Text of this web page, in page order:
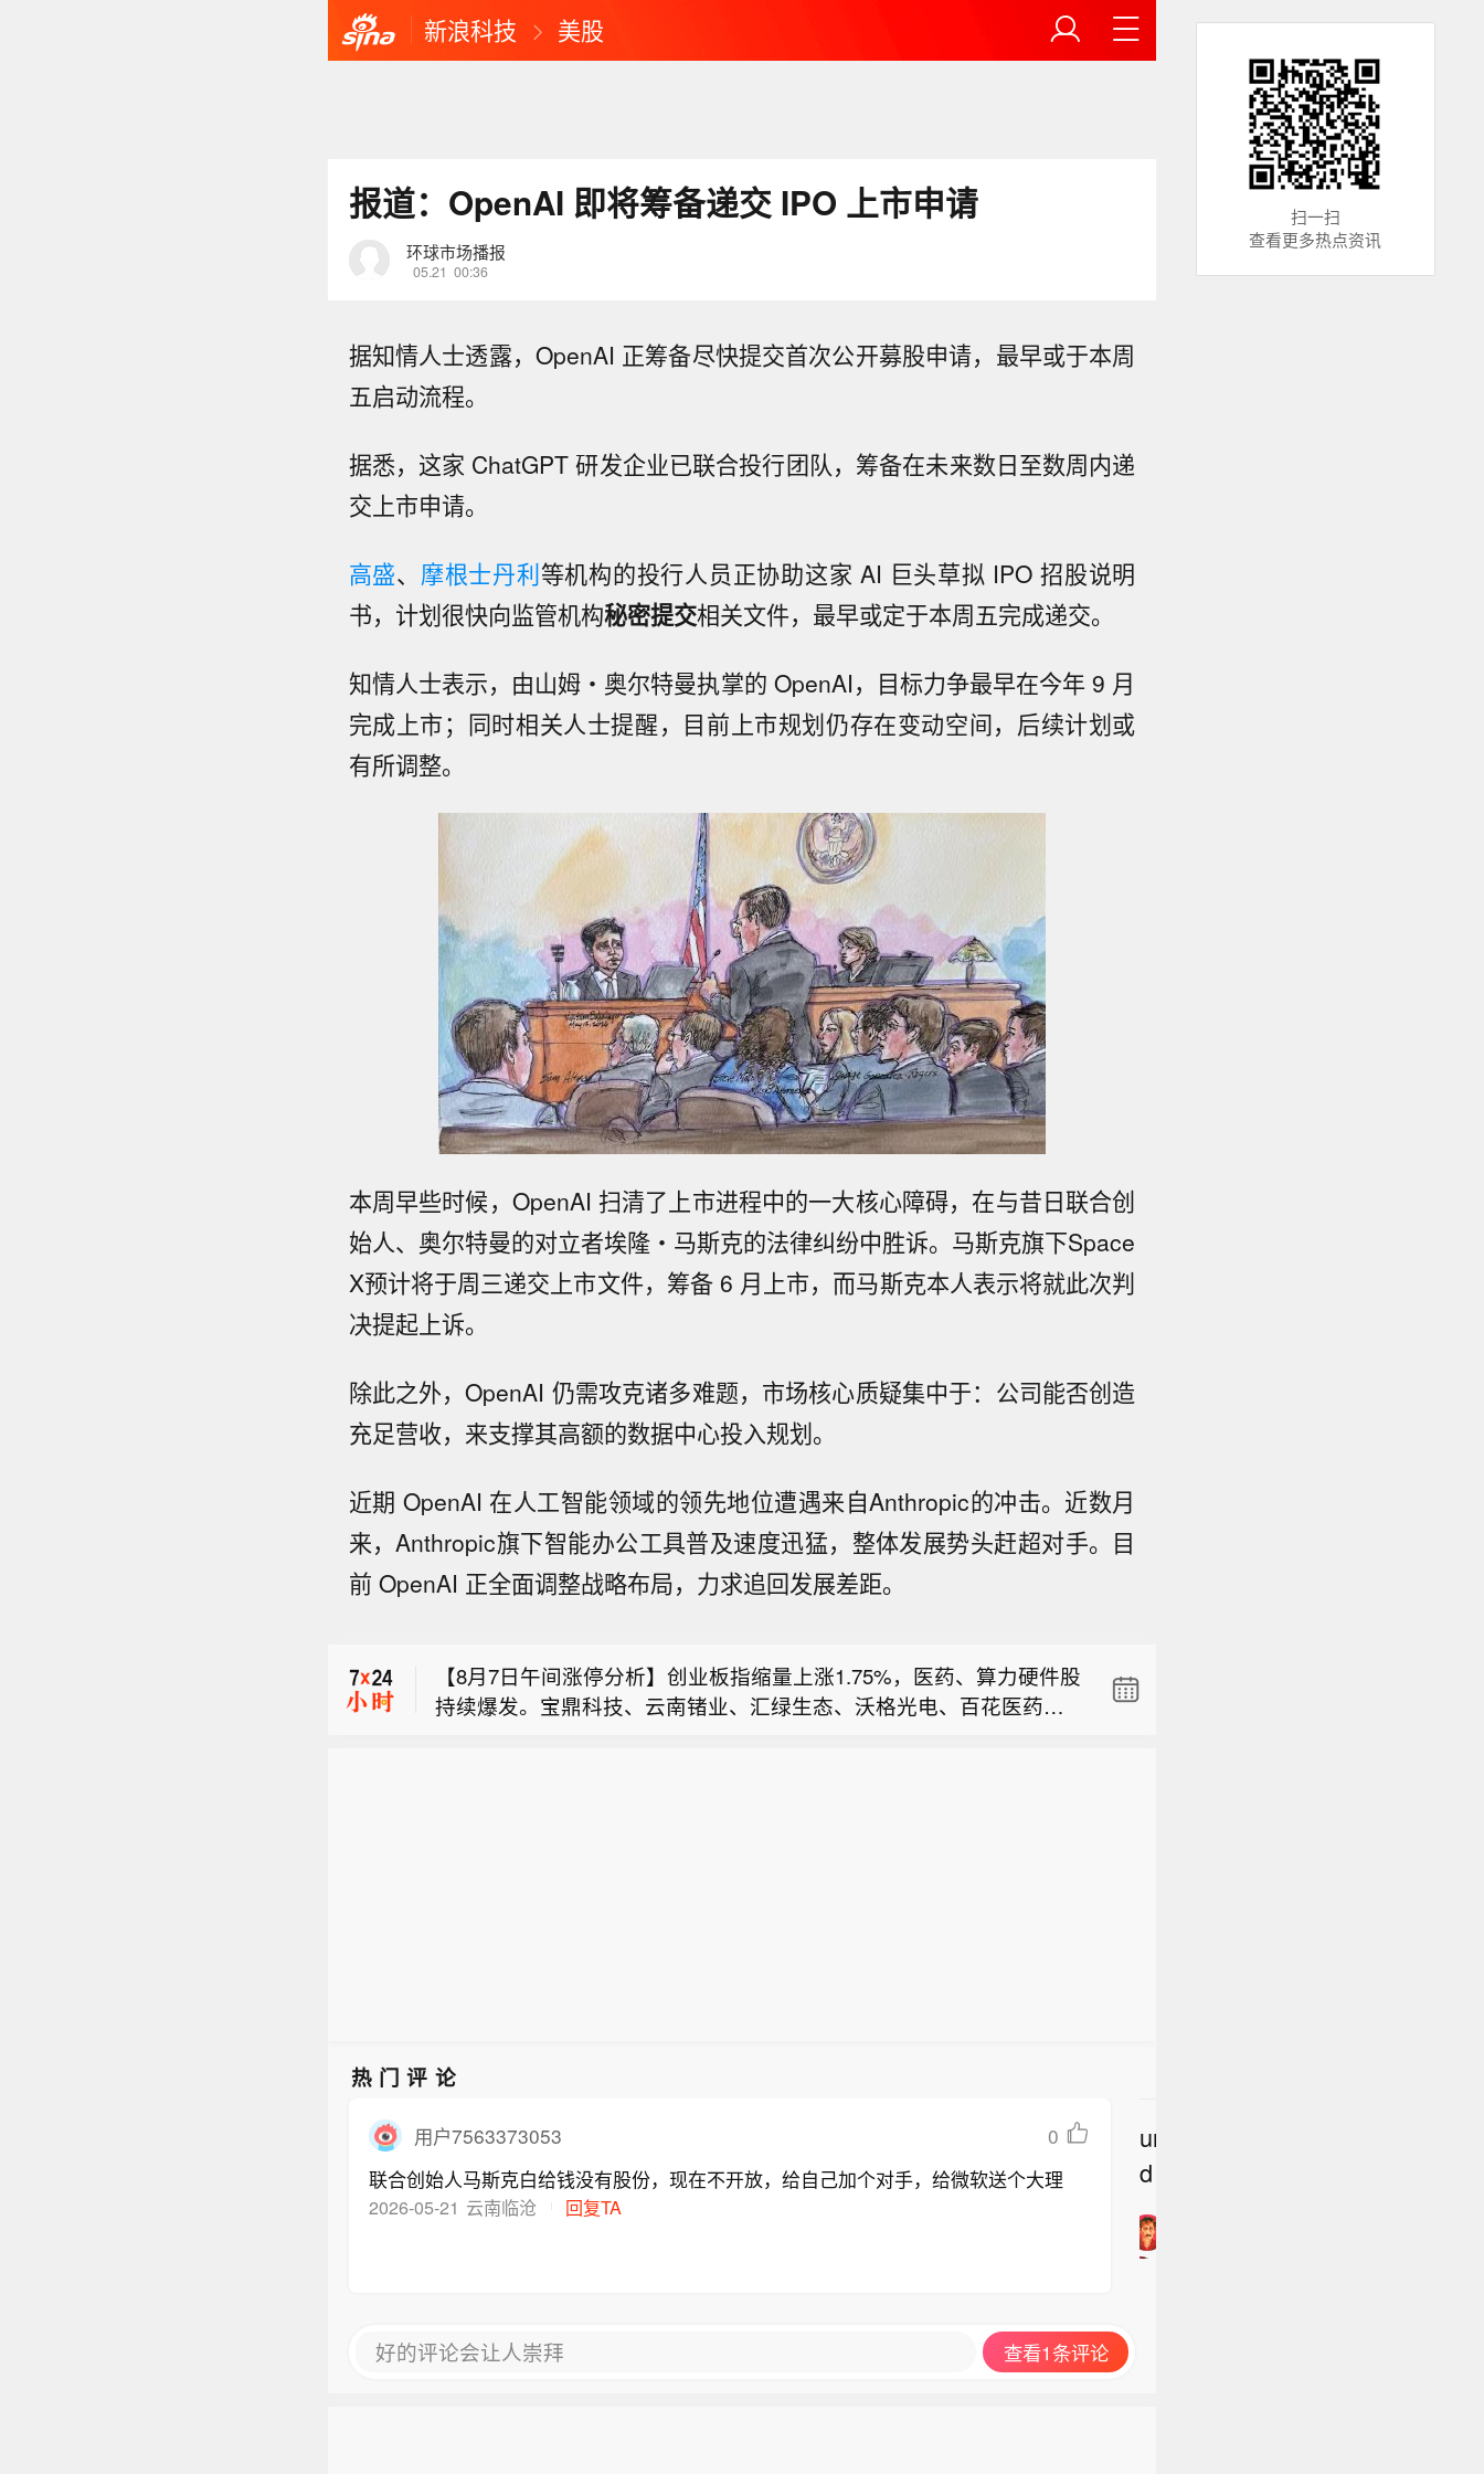
新浪科技 美股
报道：OpenAI 即将筹备递交 IPO 上市申请
环球市场播报
05.21 00:36
据知情人士透露，OpenAI 正筹备尽快提交首次公开募股申请，最早或于本周
五启动流程。
据悉，这家 ChatGPT 研发企业已联合投行团队，筹备在未来数日至数周内递
交上市申请。
高盛、 摩根士丹利等机构的投行人员正协助这家 AI 巨头草拟 IPO 招股说明
书，计划很快向监管机构秘密提交相关文件，最早或定于本周五完成递交。
知情人士表示，由山姆・奥尔特曼执掌的 OpenAI，目标力争最早在今年 9 月
完成上市；同时相关人士提醒，目前上市规划仍存在变动空间，后续计划或
有所调整。
本周早些时候，OpenAI 扫清了上市进程中的一大核心障碍，在与昔日联合创
始人、奥尔特曼的对立者埃隆・马斯克的法律纠纷中胜诉。马斯克旗下Space
X预计将于周三递交上市文件，筹备 6 月上市，而马斯克本人表示将就此次判
决提起上诉。
除此之外，OpenAI 仍需攻克诸多难题，市场核心质疑集中于：公司能否创造
充足营收，来支撑其高额的数据中心投入规划。
近期 OpenAI 在人工智能领域的领先地位遭遇来自Anthropic的冲击。近数月
来，Anthropic旗下智能办公工具普及速度迅猛，整体发展势头赶超对手。目
前 OpenAI 正全面调整战略布局，力求追回发展差距。
【大兴机场临空经济区中欧班列服务中心正式启用】今天（7日），大
兴机场临空经济区中欧班列服务中心正式启用，北京与河北实现临空
【8月7日午间涨停分析】创业板指缩量上涨1.75%，医药、算力硬件股
持续爆发。宝鼎科技、云南锗业、汇绿生态、沃格光电、百花医药均4
热门评论
用户7563373053
0
联合创始人马斯克白给钱没有股份，现在不开放，给自己加个对手，给微软送个大理
2026-05-21 云南临沧 回复TA
undefine
d
好的评论会让人崇拜 查看1条评论
扫一扫
查看更多热点资讯